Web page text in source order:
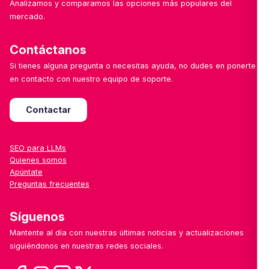
Analizamos y comparamos las opciones más populares del
mercado.
Contáctanos
Si tienes alguna pregunta o necesitas ayuda, no dudes en ponerte
en contacto con nuestro equipo de soporte.
Contactar
SEO para LLMs
Quienes somos
Apúntate
Preguntas frecuentes
Síguenos
Mantente al día con nuestras últimas noticias y actualizaciones
siguiéndonos en nuestras redes sociales.